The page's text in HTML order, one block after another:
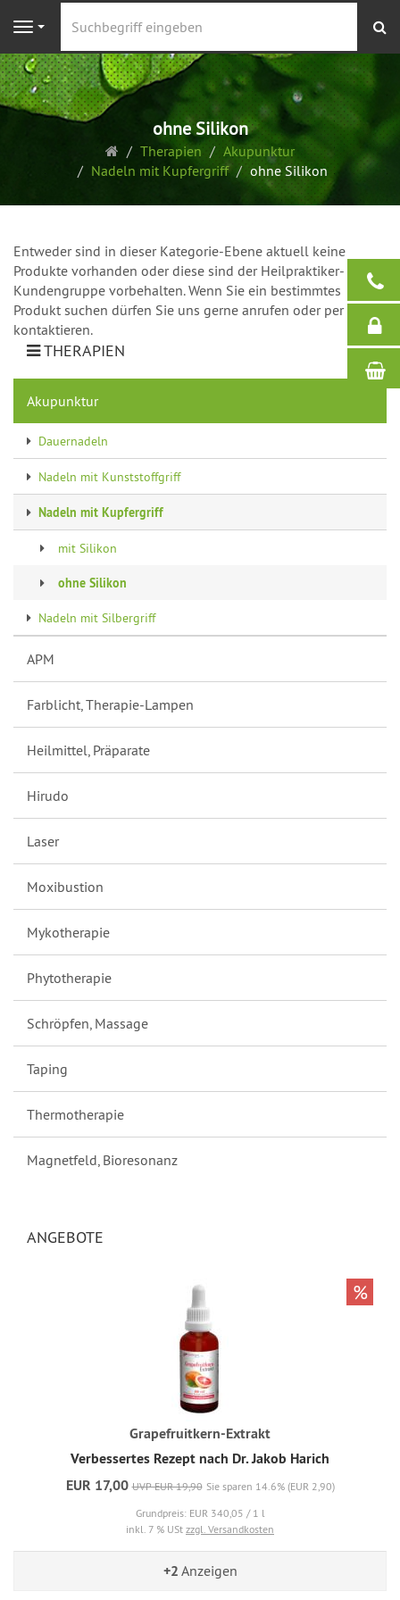
Navigation
ohne Silikon
Startseite
Therapien
Akupunktur
Nadeln mit Kupfergriff
ohne Silikon
Entweder sind in dieser Kategorie-Ebene aktuell keine
Produkte vorhanden oder diese sind der Heilpraktiker-
Kundengruppe vorbehalten. Wenn Sie ein bestimmtes
Produkt suchen dürfen Sie uns gerne anrufen oder per Mail
kontaktieren.
THERAPIEN
Akupunktur
Dauernadeln
Nadeln mit Kunststoffgriff
Nadeln mit Kupfergriff
mit Silikon
ohne Silikon
Nadeln mit Silbergriff
APM
Farblicht, Therapie-Lampen
Heilmittel, Präparate
Hirudo
Laser
Moxibustion
Mykotherapie
Phytotherapie
Schröpfen, Massage
Taping
Thermotherapie
Magnetfeld, Bioresonanz
ANGEBOTE
Grapefruitkern-Extrakt
Verbessertes Rezept nach Dr. Jakob Harich
EUR 17,00 UVP EUR 19,90 Sie sparen 14.6% (EUR 2,90)
Grundpreis: EUR 340,05 / 1 l
inkl. 7 % USt zzgl. Versandkosten
%
+2 Anzeigen